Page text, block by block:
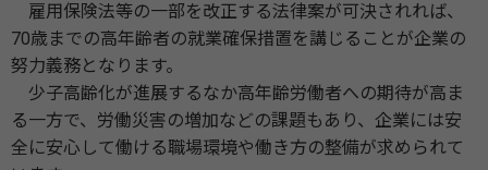
雇用保険法等の一部を改正する法律案が可決されれば、
70歳までの高年齢者の就業確保措置を講じることが企業の
努力義務となります。
少子高齢化が進展するなか高年齢労働者への期待が高ま
る一方で、労働災害の増加などの課題もあり、企業には安
全に安心して働ける職場環境や働き方の整備が求められて